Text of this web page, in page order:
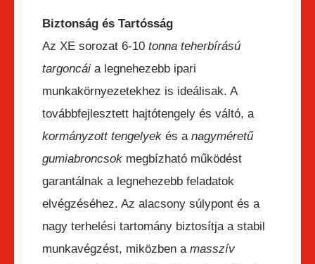
Biztonság és Tartósság
Az XE sorozat 6-10 tonna teherbírású
targoncái a legnehezebb ipari
munkakörnyezetekhez is ideálisak. A
továbbfejlesztett hajtótengely és váltó, a
kormányzott tengelyek és a nagyméretű
gumiabroncsok megbízható működést
garantálnak a legnehezebb feladatok
elvégzéséhez. Az alacsony súlypont és a
nagy terhelési tartomány biztosítja a stabil
munkavégzést, miközben a masszív